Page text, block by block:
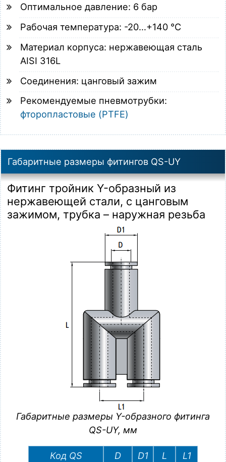
Оптимальное давление: 6 бар
Рабочая температура: -20…+140 °C
Материал корпуса: нержавеющая сталь
AISI 316L
Соединения: цанговый зажим
Рекомендуемые пневмотрубки:
фторопластовые (PTFE)
Габаритные размеры фитингов QS-UY
Фитинг тройник Y-образный из
нержавеющей стали, с цанговым
зажимом, трубка – наружная резьба
Габаритные размеры Y-образного фитинга
QS-UY, мм
Код QS D D1 L
L1